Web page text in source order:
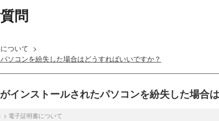
問
ついて >
ソコンを紛失した場合はどうすればいいですか？
インストールされたパソコンを紛失した場合
> 電子証明書について